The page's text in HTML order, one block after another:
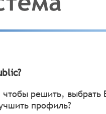
чтобы решить, выбрать
профиль?